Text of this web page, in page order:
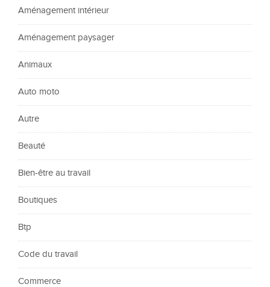
Aménagement intérieur
Aménagement paysager
Animaux
Auto moto
Autre
Beauté
Bien-être au travail
Boutiques
Btp
Code du travail
Commerce